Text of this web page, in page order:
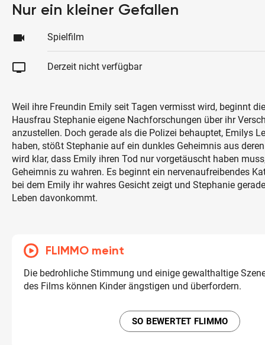
Nur ein kleiner Gefallen
videocam Spielfilm
tv Derzeit nicht verfügbar
Weil ihre Freundin Emily seit Tagen vermisst wird, beginnt
Hausfrau Stephanie eigene Nachforschungen über ihr
anzustellen. Doch gerade als die Polizei behauptet, Emilys
haben, stößt Stephanie auf ein dunkles Geheimnis aus
wird klar, dass Emily ihren Tod nur vorgetäuscht haben
Geheimnis zu wahren. Es beginnt ein nervenaufreibendes
bei dem Emily ihr wahres Gesicht zeigt und Stephanie
Leben davonkommt.
FLIMMO meint
Die bedrohliche Stimmung und einige gewalthaltige
des Films können Kinder ängstigen und überfordern.
SO BEWERTET FLIMMO